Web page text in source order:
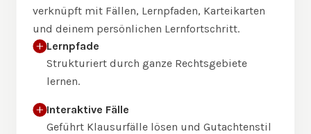
verknüpft mit Fällen, Lernpfaden, Karteikarten
und deinem persönlichen Lernfortschritt.
Lernpfade
Strukturiert durch ganze Rechtsgebiete
lernen.
Interaktive Fälle
Geführt Klausurfälle lösen und Gutachtenstil